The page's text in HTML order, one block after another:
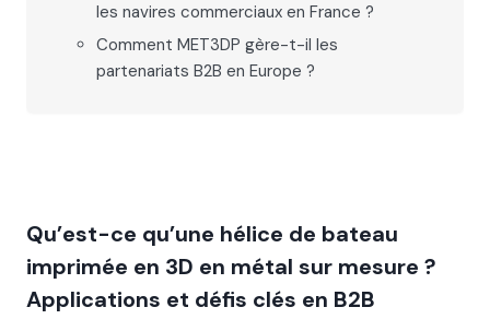
les navires commerciaux en France ?
Comment MET3DP gère-t-il les
partenariats B2B en Europe ?
Qu’est-ce qu’une hélice de bateau
imprimée en 3D en métal sur mesure ?
Applications et défis clés en B2B